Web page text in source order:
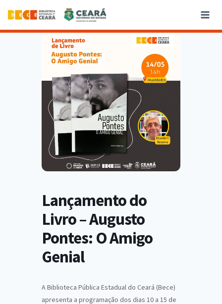
Lançamento do
Livro – Augusto
Pontes: O Amigo
Genial
A Biblioteca Pública Estadual do Ceará (Bece)
apresenta a programação dos dias 10 a 15 de